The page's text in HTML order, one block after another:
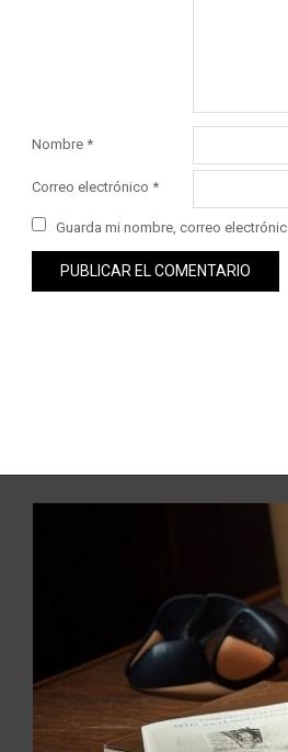
Nombre *
Correo electrónico *
Guarda mi nombre, correo